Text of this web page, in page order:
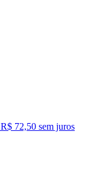
R$ 72,50 sem juros